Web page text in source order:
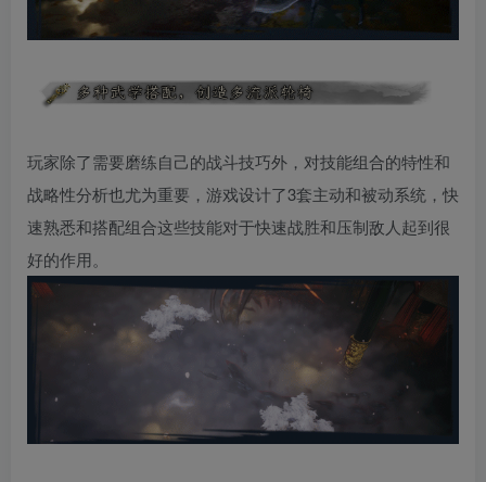
玩家除了需要磨练自己的战斗技巧外，对技能组合的特性和
战略性分析也尤为重要，游戏设计了3套主动和被动系统，快
速熟悉和搭配组合这些技能对于快速战胜和压制敌人起到很
好的作用。